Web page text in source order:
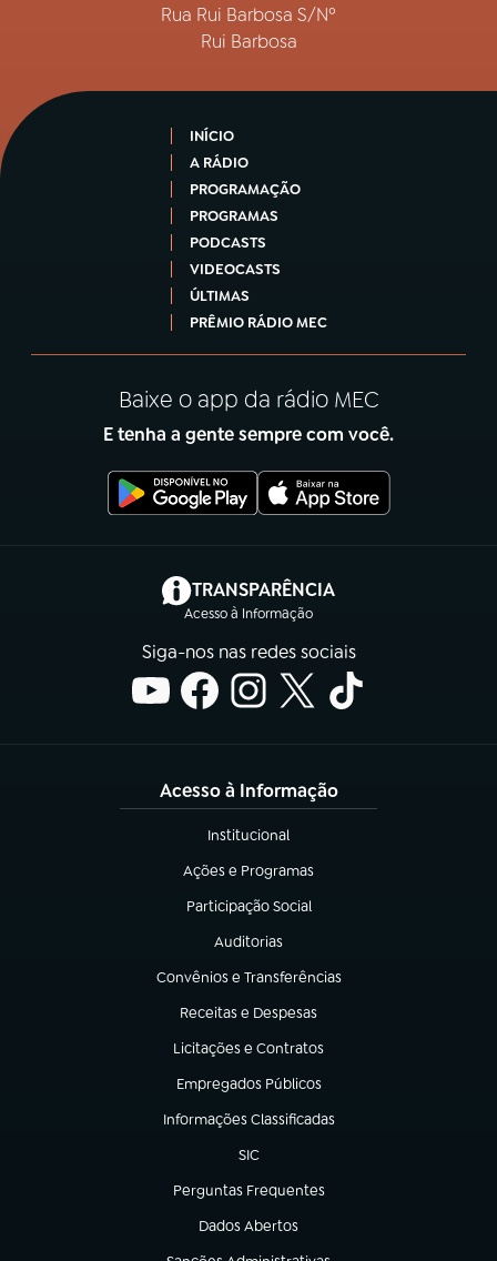
Rua Rui Barbosa S/Nº
Rui Barbosa
INÍCIO
A RÁDIO
PROGRAMAÇÃO
PROGRAMAS
PODCASTS
VIDEOCASTS
ÚLTIMAS
PRÊMIO RÁDIO MEC
Baixe o app da rádio MEC
E tenha a gente sempre com você.
TRANSPARÊNCIA
Acesso à Informação
(abre em nova aba)
Siga-nos nas redes sociais
Acesso à Informação
Institucional
(abre em nova aba)
Ações e Programas
(abre em nova aba)
Participação Social
(abre em nova aba)
Auditorias
(abre em nova aba)
Convênios e Transferências
(abre em nova aba)
Receitas e Despesas
(abre em nova aba)
Licitações e Contratos
(abre em nova aba)
Empregados Públicos
(abre em nova aba)
Informações Classificadas
(abre em nova aba)
SIC
(abre em nova aba)
Perguntas Frequentes
(abre em nova aba)
Dados Abertos
(abre em nova aba)